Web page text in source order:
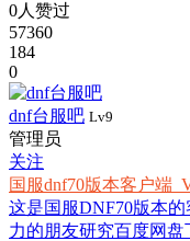
0人赞过
57360
184
0
dnf台服吧 Lv9
管理员
关注
国服dnf70版本客户端
这是国服DNF70版本
力的朋友研究百度网盘